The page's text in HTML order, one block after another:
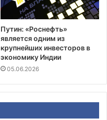
Путин: «Роснефть»
является одним из
крупнейших инвесторов в
экономику Индии
05.06.2026